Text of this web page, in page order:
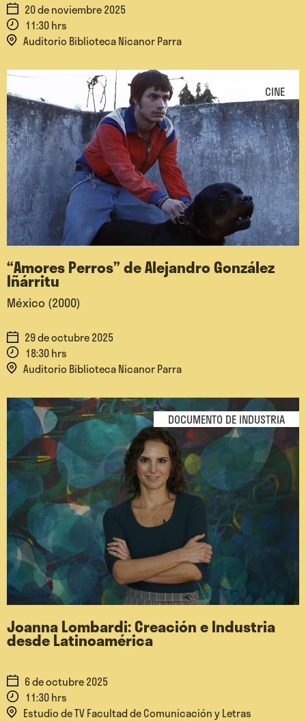
20 de noviembre 2025
11:30 hrs
Auditorio Biblioteca Nicanor Parra
CINE
“Amores Perros” de Alejandro González
Iñárritu
México (2000)
29 de octubre 2025
18:30 hrs
Auditorio Biblioteca Nicanor Parra
DOCUMENTO DE INDUSTRIA
Joanna Lombardi: Creación e Industria
desde Latinoamérica
6 de octubre 2025
11:30 hrs
Estudio de TV Facultad de Comunicación y Letras